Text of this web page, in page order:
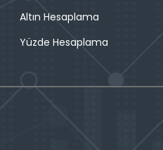
Altın Hesaplama
Yüzde Hesaplama